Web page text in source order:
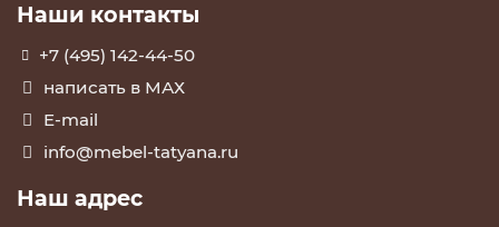
Наши контакты
+7 (495) 142-44-50
написать в МАХ
E-mail
info@mebel-tatyana.ru
Наш адрес